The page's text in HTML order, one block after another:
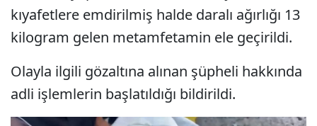
kıyafetlere emdirilmiş halde daralı ağırlığı 13
kilogram gelen metamfetamin ele geçirildi.
Olayla ilgili gözaltına alınan şüpheli hakkında
adli işlemlerin başlatıldığı bildirildi.